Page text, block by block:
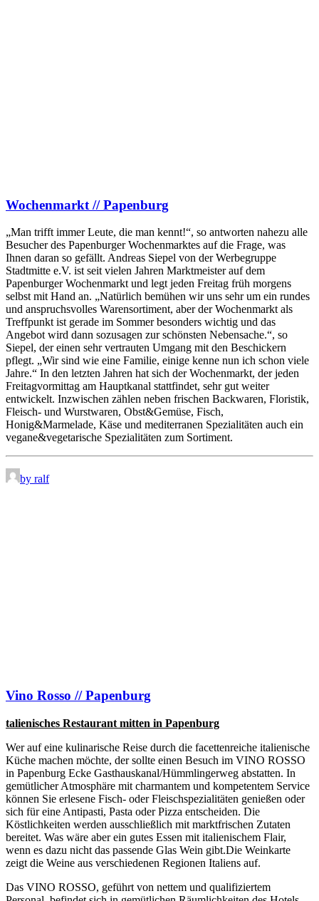
Wochenmarkt // Papenburg
„Man trifft immer Leute, die man kennt!“, so antworten nahezu alle
Besucher des Papenburger Wochenmarktes auf die Frage, was
Ihnen daran so gefällt. Andreas Siepel von der Werbegruppe
Stadtmitte e.V. ist seit vielen Jahren Marktmeister auf dem
Papenburger Wochenmarkt und legt jeden Freitag früh morgens
selbst mit Hand an. „Natürlich bemühen wir uns sehr um ein rundes
und anspruchsvolles Warensortiment, aber der Wochenmarkt als
Treffpunkt ist gerade im Sommer besonders wichtig und das
Angebot wird dann sozusagen zur schönsten Nebensache.“, so
Siepel, der einen sehr vertrauten Umgang mit den Beschickern
pflegt. „Wir sind wie eine Familie, einige kenne nun ich schon viele
Jahre.“ In den letzten Jahren hat sich der Wochenmarkt, der jeden
Freitagvormittag am Hauptkanal stattfindet, sehr gut weiter
entwickelt. Inzwischen zählen neben frischen Backwaren, Floristik,
Fleisch- und Wurstwaren, Obst&Gemüse, Fisch,
Honig&Marmelade, Käse und mediterranen Spezialitäten auch ein
vegane&vegetarische Spezialitäten zum Sortiment.
by ralf
Vino Rosso // Papenburg
talienisches Restaurant mitten in Papenburg
Wer auf eine kulinarische Reise durch die facettenreiche italienische
Küche machen möchte, der sollte einen Besuch im VINO ROSSO
in Papenburg Ecke Gasthauskanal/Hümmlingerweg abstatten. In
gemütlicher Atmosphäre mit charmantem und kompetentem Service
können Sie erlesene Fisch- oder Fleischspezialitäten genießen oder
sich für eine Antipasti, Pasta oder Pizza entscheiden. Die
Köstlichkeiten werden ausschließlich mit marktfrischen Zutaten
bereitet. Was wäre aber ein gutes Essen mit italienischem Flair,
wenn es dazu nicht das passende Glas Wein gibt.Die Weinkarte
zeigt die Weine aus verschiedenen Regionen Italiens auf.
Das VINO ROSSO, geführt von nettem und qualifiziertem